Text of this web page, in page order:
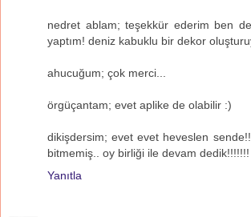
nedret ablam; teşekkür ederim ben
yaptım! deniz kabuklu bir dekor
ahucuğum; çok merci...
örgüçantam; evet aplike de olabilir :)
dikişdersim; evet evet heveslen
bitmemiş.. oy birliği ile devam dedik!!!!!!!
Yanıtla